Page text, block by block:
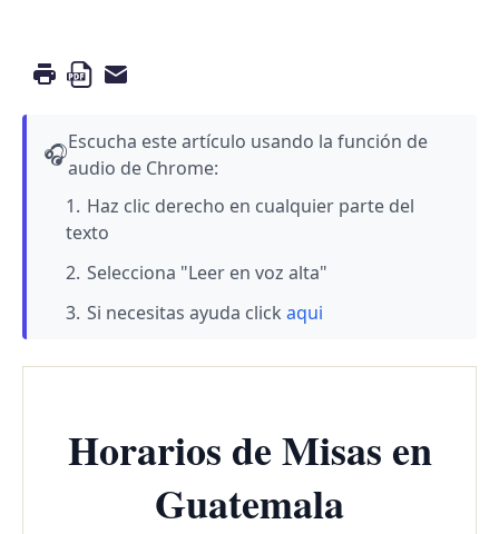
🎧Escucha este artículo usando la función de
audio de Chrome:
Haz clic derecho en cualquier parte del
texto
Selecciona "Leer en voz alta"
Si necesitas ayuda click aqui
Horarios de Misas en
Guatemala